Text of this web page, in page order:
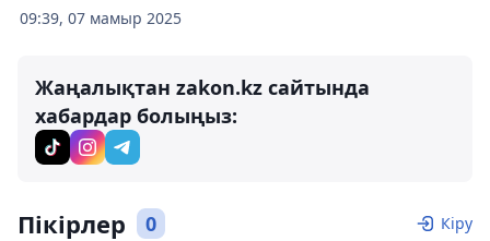
09:39, 07 мамыр 2025
Жаңалықтан zakon.kz сайтында
хабардар болыңыз:
Пікірлер 0 Кіру